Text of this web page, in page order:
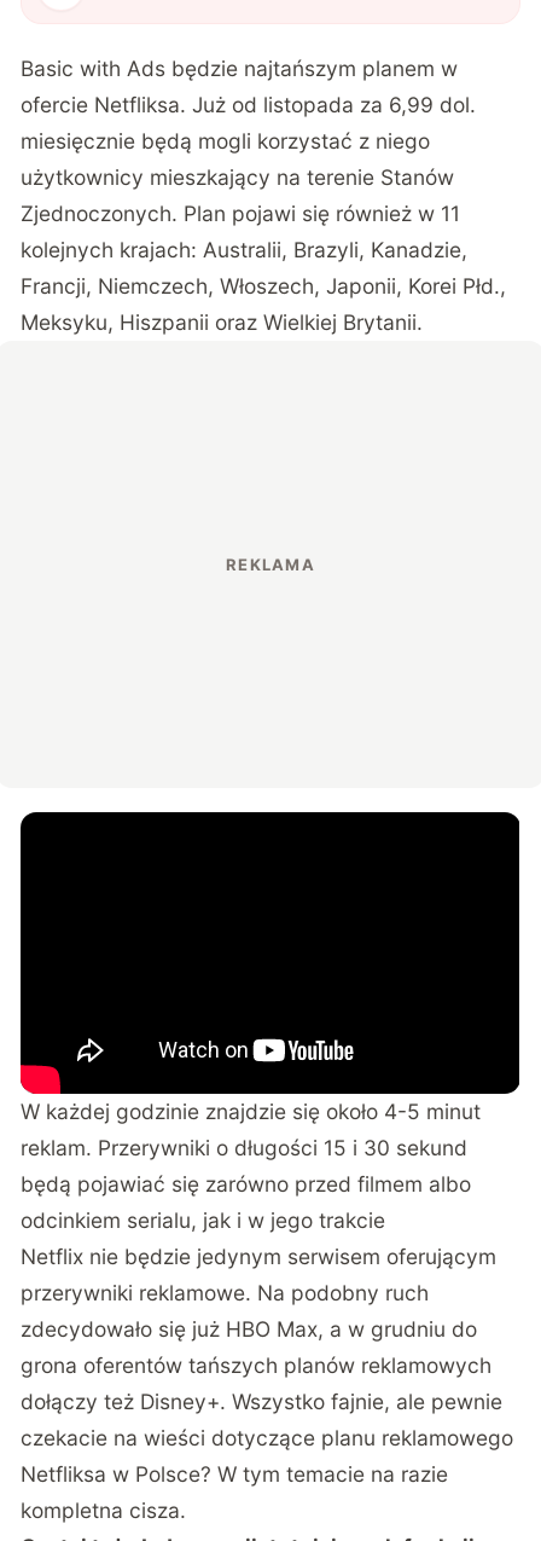
Basic with Ads będzie najtańszym planem w
ofercie Netfliksa. Już od listopada za 6,99 dol.
miesięcznie będą mogli korzystać z niego
użytkownicy mieszkający na terenie Stanów
Zjednoczonych. Plan pojawi się również w 11
kolejnych krajach: Australii, Brazyli, Kanadzie,
Francji, Niemczech, Włoszech, Japonii, Korei Płd.,
Meksyku, Hiszpanii oraz Wielkiej Brytanii.
W każdej godzinie znajdzie się około 4-5 minut
reklam. Przerywniki o długości 15 i 30 sekund
będą pojawiać się zarówno przed filmem albo
odcinkiem serialu, jak i w jego trakcie
Netflix nie będzie jedynym serwisem oferującym
przerywniki reklamowe. Na podobny ruch
zdecydowało się już HBO Max, a w grudniu do
grona oferentów tańszych planów reklamowych
dołączy też Disney+. Wszystko fajnie, ale pewnie
czekacie na wieści dotyczące planu reklamowego
Netfliksa w Polsce? W tym temacie na razie
kompletna cisza.